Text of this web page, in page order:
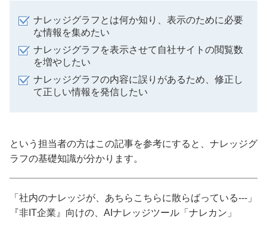
ナレッジグラフとは何か知り、表示のために必要
な情報を集めたい
ナレッジグラフを表示させて自社サイトの閲覧数
を増やしたい
ナレッジグラフの内容に誤りがあるため、修正し
て正しい情報を発信したい
という担当者の方はこの記事を参考にすると、ナレッジグ
ラフの基礎知識が分かります。
「社内のナレッジが、あちらこちらに散らばっている---」
『非IT企業』向けの、AIナレッジツール「ナレカン」